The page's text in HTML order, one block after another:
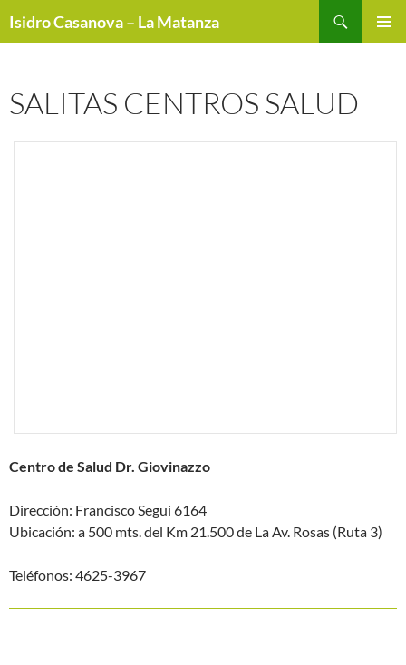
Isidro Casanova – La Matanza
SALITAS CENTROS SALUD
Centro de Salud Dr. Giovinazzo
Dirección: Francisco Segui 6164
Ubicación: a 500 mts. del Km 21.500 de La Av. Rosas (Ruta 3)
Teléfonos: 4625-3967